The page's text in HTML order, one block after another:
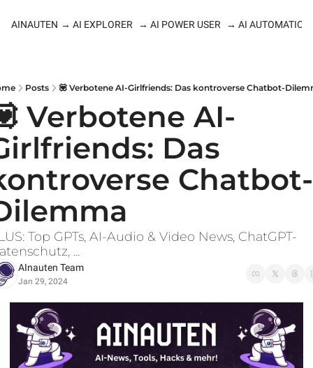
AINAUTEN → AI EXPLORER → AI POWER USER → AI AUTOMATION
Posts 💟 Verbotene AI-Girlfriends: Das kontroverse Chatbot-
Verbotene AI-
Das
Chatbot-
Top GPTs, AI-Audio & Video News, ChatGPT-
...
AInauten Team
Jan 29, 2024